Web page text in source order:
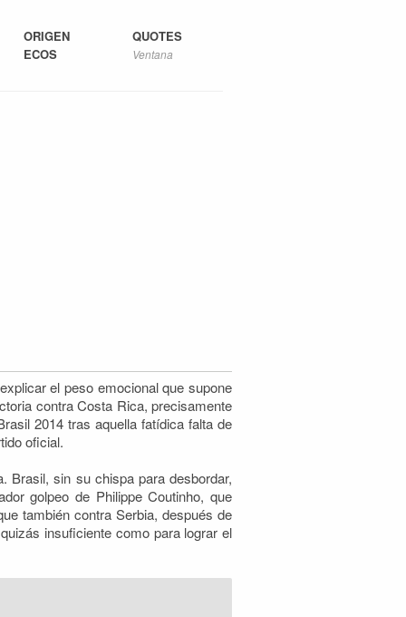
ORIGEN
ECOS
QUOTES
Ventana
el peso emocional que supone
contra Costa Rica, precisamente
2014 tras aquella fatídica falta de
oficial.
Brasil, sin su chispa para desbordar,
golpeo de Philippe Coutinho, que
también contra Serbia, después de
insuficiente como para lograr el